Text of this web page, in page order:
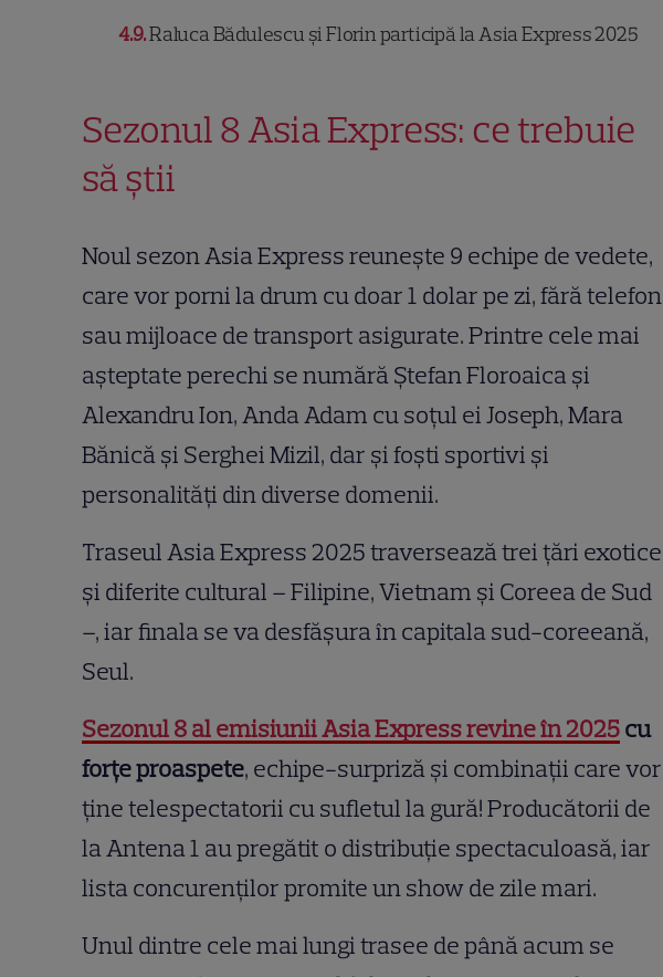
4.9 Raluca Bădulescu și Florin participă la Asia Express 2025
Sezonul 8 Asia Express: ce trebuie
să știi
Noul sezon Asia Express reunește 9 echipe de vedete,
care vor porni la drum cu doar 1 dolar pe zi, fără telefon
sau mijloace de transport asigurate. Printre cele mai
așteptate perechi se numără Ștefan Floroaica și
Alexandru Ion, Anda Adam cu soțul ei Joseph, Mara
Bănică și Serghei Mizil, dar și foști sportivi și
personalități din diverse domenii.
Traseul Asia Express 2025 traversează trei țări exotice
și diferite cultural – Filipine, Vietnam și Coreea de Sud
–, iar finala se va desfășura în capitala sud-coreeană,
Seul.
Sezonul 8 al emisiunii Asia Express revine în 2025cu
forțe proaspete, echipe-surpriză și combinații care vor
ține telespectatorii cu sufletul la gură! Producătorii de
la Antena 1 au pregătit o distribuție spectaculoasă, iar
lista concurenților promite un show de zile mari.
Unul dintre cele mai lungi trasee de până acum se